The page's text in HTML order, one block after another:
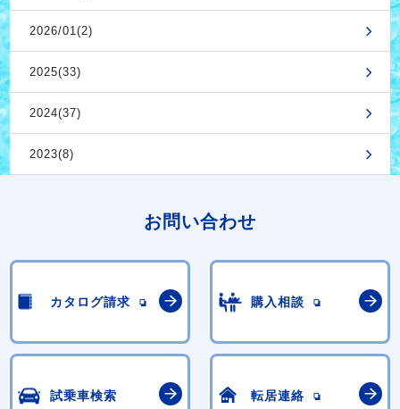
2026/01(2)
2025(33)
2024(37)
2023(8)
お問い合わせ
カタログ請求 購入相談
試乗車検索 転居連絡